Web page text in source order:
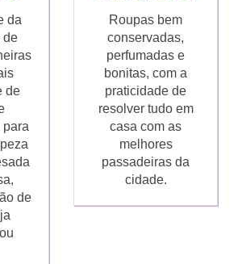
da
de
de
para
de
Roupas bem
conservadas,
perfumadas e
bonitas, com a
praticidade de
resolver tudo em
casa com as
melhores
passadeiras da
cidade.